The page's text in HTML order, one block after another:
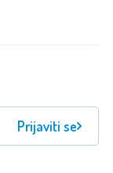
Prijaviti se